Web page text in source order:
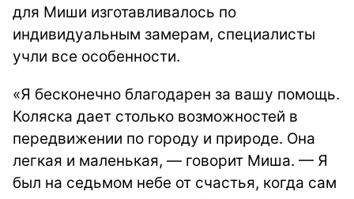
для Миши изготавливалось по
индивидуальным замерам, специалисты
учли все особенности.
«Я бесконечно благодарен за вашу помощь.
Коляска дает столько возможностей в
передвижении по городу и природе. Она
легкая и маленькая, — говорит Миша. — Я
был на седьмом небе от счастья, когда сам